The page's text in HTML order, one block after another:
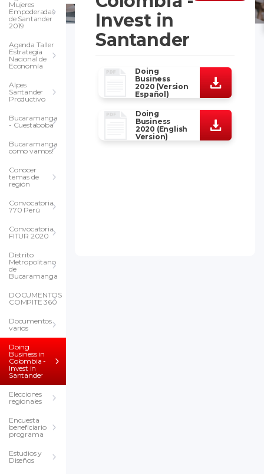
Mujeres
Empoderadas
de Santander
2019
Agenda Taller
Estrategia
Nacional de
Economía
Alpes
Santander
Productivo
Bucaramanga
- Cuestaboba
Bucaramanga
como vamos!
Conocer
temas de
región
Convocatoria
770 Perú
Convocatoria
FITUR 2020
Distrito
Metropolitano
de
Bucaramanga
DOCUMENTOS
COMPITE 360
Documentos
varios
Doing
Business in
Colombia -
Invest in
Santander
Elecciones
regionales
Encuesta
beneficiario
programa
Estudios y
Diseños
Invest in
Santander
Doing
Business
2020 (Version
Español)
Doing
Business
2020 (English
Version)